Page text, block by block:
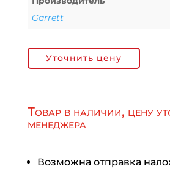
Garrett
Уточнить цену
Товар в наличии, цену
менеджера
Возможна отправка